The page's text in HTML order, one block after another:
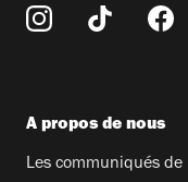
A propos de nous
Les communiqués de